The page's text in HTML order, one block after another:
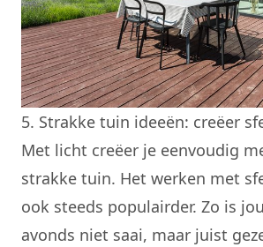
5. Strakke tuin ideeën: creëer
Met licht creëer je eenvoudig
strakke tuin. Het werken met
ook steeds populairder. Zo is
avonds niet saai, maar juist